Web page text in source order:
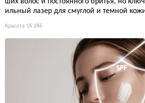
ильный лазер для смуглой и темной
Красота 16 286